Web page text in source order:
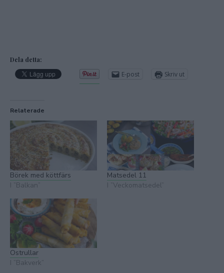
Dela detta:
E-post Skriv ut
Relaterade
Börek med köttfärs
I ”Balkan”
Matsedel 11
I ”Veckomatsedel”
Ostrullar
I ”Bakverk”